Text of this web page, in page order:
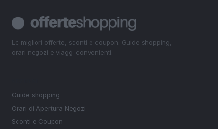
Le migliori offerte, sconti e coupon. Guide shopping,
orari negozi e viaggi convenienti.
Guide shopping
Orari di Apertura Negozi
Sconti e Coupon